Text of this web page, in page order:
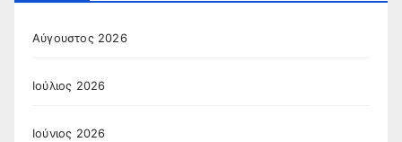
Αύγουστος 2026
Ιούλιος 2026
Ιούνιος 2026